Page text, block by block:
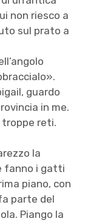
non riesco a
sul prato a
guardo
in me.
troppe reti.
la
fanno i gatti
piano, con
parte del
Piango la